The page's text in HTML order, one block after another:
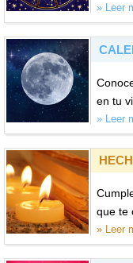
» Leer
en tu
» Leer
que te
» Leer